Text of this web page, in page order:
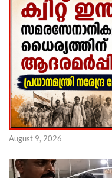
August 9, 2026